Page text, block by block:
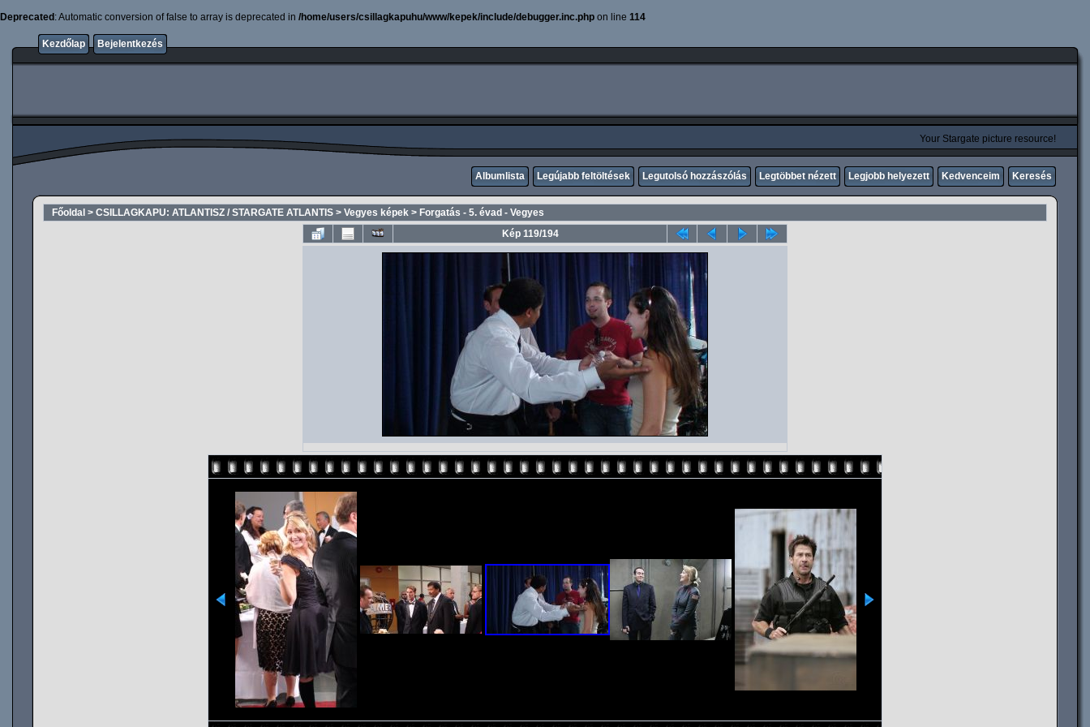
Deprecated : Automatic conversion of false to array is deprecated in /home/users/csillagkapuhu/www/kepek/include/debugger.inc.php on line 114
Kezdőlap Bejelentkezés
Your Stargate picture resource!
Albumlista Legújabb feltöltések Legutolsó hozzászólás Legtöbbet nézett Legjobb helyezett Kedvenceim Keresés
Főoldal > CSILLAGKAPU: ATLANTISZ / STARGATE ATLANTIS > Vegyes képek > Forgatás - 5. évad - Vegyes
Kép 119/194